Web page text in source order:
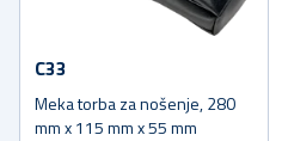
C33
Meka torba za nošenje, 280
mm x 115 mm x 55 mm